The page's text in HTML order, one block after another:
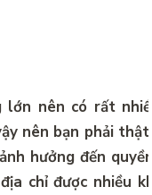
nên có rất
nên bạn phải
hưởng đến
chỉ được nhiều